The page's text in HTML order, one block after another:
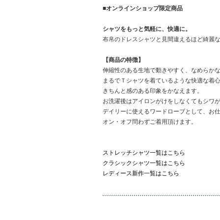
■オンラインショップ限定商品
シャツをもっと気軽に、快適に。
布帛のドレスシャツと見間違えるほど綺麗
【商品の特徴】
伸縮性のある生地で動きやすく、なめらか
まるでＴシャツを着ているような快適な着
きちんと感のある印象をかなえます。
お洗濯後はアイロンがけをしなくてもシワ
デイリーに使えるワードローブとして、お
オン・オフ問わずご着用頂けます。
ストレッチシャツ一覧はこちら
クラシックシャツ一覧はこちら
レディース新作一覧はこちら